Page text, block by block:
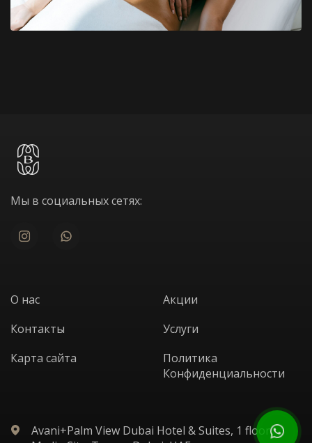
Мы в социальных сетях:
О нас
Акции
Контакты
Услуги
Карта сайта
Политика
Конфиденциальности
Avani+Palm View Dubai Hotel & Suites, 1 floor,